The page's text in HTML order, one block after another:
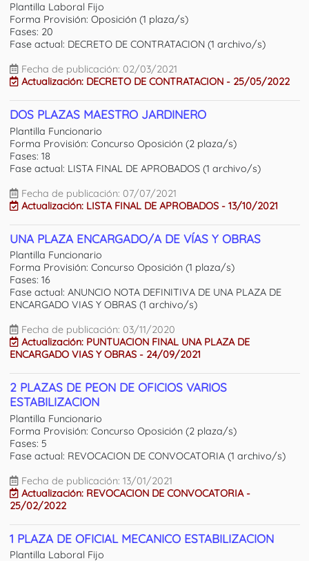
Plantilla Laboral Fijo
Forma Provisión: Oposición (1 plaza/s)
Fases: 20
Fase actual: DECRETO DE CONTRATACION (1 archivo/s)
Fecha de publicación: 02/03/2021
Actualización: DECRETO DE CONTRATACION - 25/05/2022
DOS PLAZAS MAESTRO JARDINERO
Plantilla Funcionario
Forma Provisión: Concurso Oposición (2 plaza/s)
Fases: 18
Fase actual: LISTA FINAL DE APROBADOS (1 archivo/s)
Fecha de publicación: 07/07/2021
Actualización: LISTA FINAL DE APROBADOS - 13/10/2021
UNA PLAZA ENCARGADO/A DE VÍAS Y OBRAS
Plantilla Funcionario
Forma Provisión: Concurso Oposición (1 plaza/s)
Fases: 16
Fase actual: ANUNCIO NOTA DEFINITIVA DE UNA PLAZA DE
ENCARGADO VIAS Y OBRAS (1 archivo/s)
Fecha de publicación: 03/11/2020
Actualización: PUNTUACION FINAL UNA PLAZA DE
ENCARGADO VIAS Y OBRAS - 24/09/2021
2 PLAZAS DE PEON DE OFICIOS VARIOS
ESTABILIZACION
Plantilla Funcionario
Forma Provisión: Concurso Oposición (2 plaza/s)
Fases: 5
Fase actual: REVOCACION DE CONVOCATORIA (1 archivo/s)
Fecha de publicación: 13/01/2021
Actualización: REVOCACION DE CONVOCATORIA -
25/02/2022
1 PLAZA DE OFICIAL MECANICO ESTABILIZACION
Plantilla Laboral Fijo